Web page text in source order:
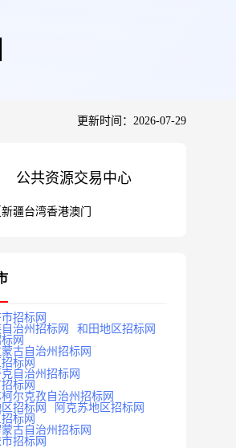
更新时间：2026-07-29
公共资源交易中心
新疆台湾香港澳门
招标网
治州招标网
和田地区招标网
网
古自治州招标网
标网
自治州招标网
标网
尔克孜自治州招标网
招标网
阿克苏地区招标网
标网
古自治州招标网
招标网